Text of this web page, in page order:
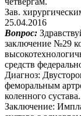
Зав.
25.04.2016
Вопрос:
заключение №29
средств
Диагноз:
феморальным
коленного сустава.
Заключение: